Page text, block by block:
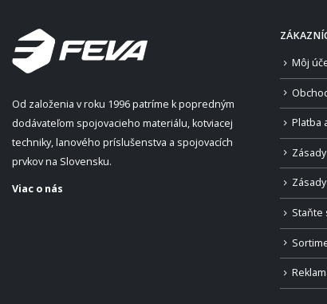
Od založenia v roku 1996 patríme k popredným
dodávateľom spojovacieho materiálu, kotviacej
techniky, lanového príslušenstva a spojovacích
prvkov na Slovensku.
Viac o nás
Môj
Platba
Staňte